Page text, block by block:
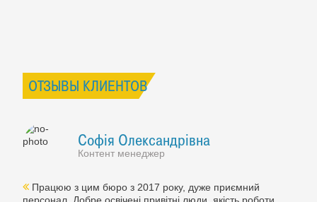
ОТЗЫВЫ КЛИЕНТОВ
Софія Олександрівна
Контент менеджер
Працюю з цим бюро з 2017 року, дуже приємний